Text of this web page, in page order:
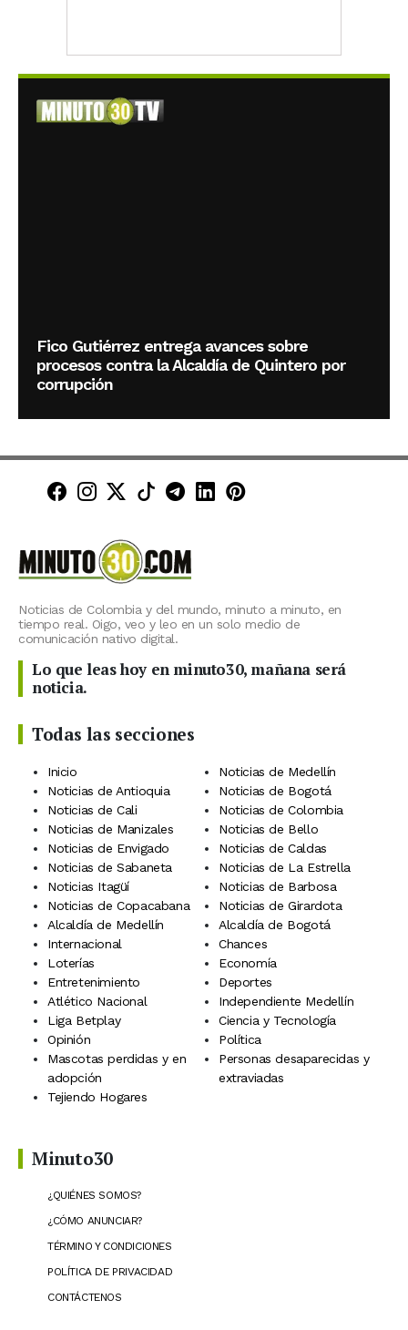
Fico Gutiérrez entrega avances sobre
procesos contra la Alcaldía de Quintero por
corrupción
Minuto30 en Facebook
Minuto30 en Instagram
Minuto30 en X (Twitter)
Minuto30 en TikTok
Canal de Minuto30 en
Minuto30 en LinkedIn
Minuto30 en
Noticias de Colombia y del mundo, minuto a minuto, en
tiempo real. Oigo, veo y leo en un solo medio de
comunicación nativo digital.
Lo que leas hoy en minuto30, mañana será
noticia.
Todas las secciones
Inicio
Noticias de Medellín
Noticias de Antioquia
Noticias de Bogotá
Noticias de Cali
Noticias de Colombia
Noticias de Manizales
Noticias de Bello
Noticias de Envigado
Noticias de Caldas
Noticias de Sabaneta
Noticias de La Estrella
Noticias Itagüí
Noticias de Barbosa
Noticias de Copacabana
Noticias de Girardota
Alcaldía de Medellín
Alcaldía de Bogotá
Internacional
Chances
Loterías
Economía
Entretenimiento
Deportes
Atlético Nacional
Independiente Medellín
Liga Betplay
Ciencia y Tecnología
Opinión
Política
Mascotas perdidas y en
adopción
Personas desaparecidas y
extraviadas
Tejiendo Hogares
Minuto30
¿QUIÉNES SOMOS?
¿CÓMO ANUNCIAR?
TÉRMINO Y CONDICIONES
POLÍTICA DE PRIVACIDAD
CONTÁCTENOS